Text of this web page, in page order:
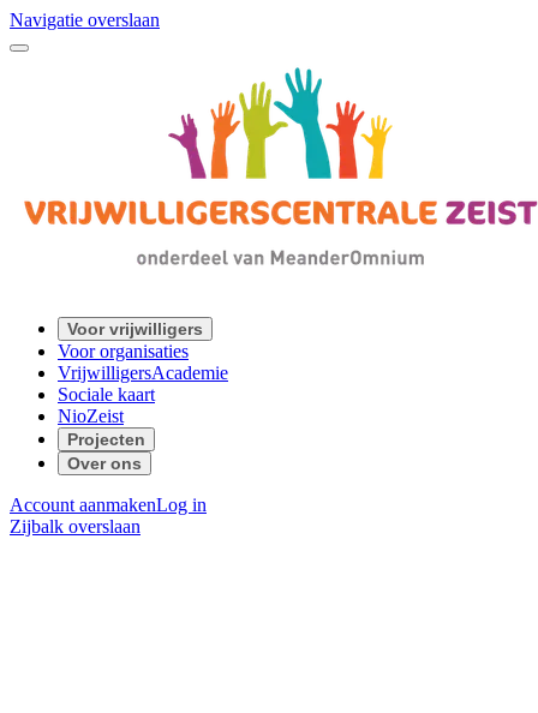
Navigatie overslaan
Voor vrijwilligers
Voor organisaties
VrijwilligersAcademie
Sociale kaart
NioZeist
Projecten
Over ons
Account aanmakenLog in
Zijbalk overslaan